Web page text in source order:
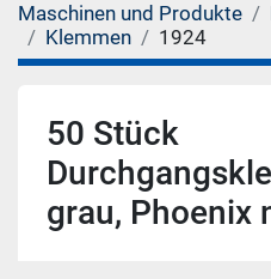
Maschinen und Produkte
Klemmen
1924
50 Stück
grau, Phoenix